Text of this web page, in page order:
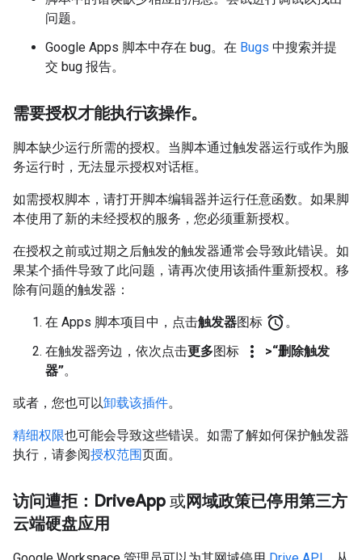
问题。
Google Apps 脚本中存在 bug。在 Bugs 中搜索并提
交 bug 报告。
需要授权才能执行该操作。
脚本缺少运行所需的授权。当脚本通过触发器运行或作为服
务运行时，无法显示授权对话框。
如需授权脚本，请打开脚本编辑器并运行任意函数。如果脚
本使用了新的未经授权的服务，您必须重新授权。
在授权之前或过期之后触发的触发器通常会导致此错误。如
果某个插件导致了此问题，请再次使用该插件重新授权。移
除有问题的触发器：
在 Apps 脚本项目中，点击触发器图标 alarm。
在触发器旁边，依次点击更多图标 more_vert
>“删除触发
器”。
或者，您也可以卸载该插件。
精细权限也可能会导致这些错误。如需了解如何保护触发器
执行，请参阅授权范围页面。
访问遭拒：DriveApp 或 网域政策已停用第三方
云端硬盘应用